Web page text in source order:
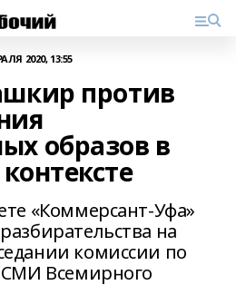
2020, 13:55
против
образов в
«Коммерсант-Уфа»
на
комиссии по
СМИ Всемирного